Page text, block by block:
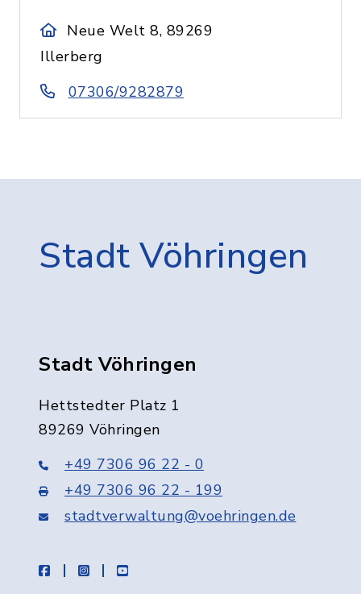
Neue Welt 8, 89269
Illerberg
07306/9282879
Stadt Vöhringen
Stadt Vöhringen
Hettstedter Platz 1
89269 Vöhringen
+49 7306 96 22 - 0
+49 7306 96 22 - 199
stadtverwaltung@voehringen.de
facebookinstagramyoutube